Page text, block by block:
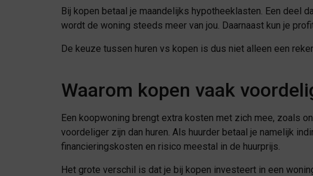
Bij kopen betaal je maandelijks hypotheeklasten. Een deel
wordt de woning steeds meer van jou. Daarnaast kun je
De keuze tussen huren vs kopen is dus niet alleen een
Waarom kopen vaak
Een koopwoning brengt extra kosten met zich mee, zoals
voordeliger zijn dan huren. Als huurder betaal je namelijk
financieringskosten en risico meestal in de huurprijs.
Het grote verschil is dat je bij kopen investeert in een